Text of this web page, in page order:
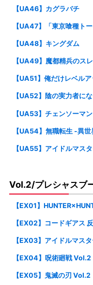
【UA46】カグラバチ
【UA47】「東京喰種ト
【UA48】キングダム
【UA49】魔都精兵のス
【UA51】俺だけレベル
【UA52】陰の実力者に
【UA53】チェンソーマン
【UA54】無職転生 -異
【UA55】アイドルマス
Vol.2/プレシャスブ
【EX01】
【EX02】コードギアス
【EX03】アイドルマス
【EX04】呪術廻戦 Vol.2
【EX05】鬼滅の刃 Vol.2